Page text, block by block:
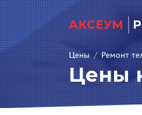
АКСЕУМ
Цены / Ремонт
Цены